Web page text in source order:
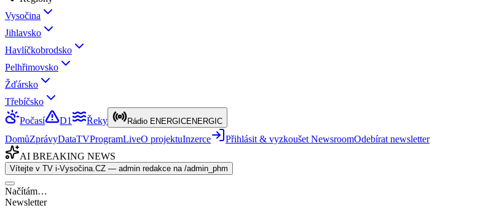
Vysočina
Jihlavsko
Havlíčkobrodsko
Pelhřimovsko
Žďársko
Třebíčsko
Počasí
D1 Řeky Rádio ENERGICENERGIC
DomůZprávyDataTVProgramLiveO projektuInzerce Přihlásit & vyzkoušet NewsroomOdebírat newsletter
AI BREAKING NEWS
Vítejte v TV i-Vysočina.CZ — admin redakce na /admin_phm
Načítám…
Newsletter